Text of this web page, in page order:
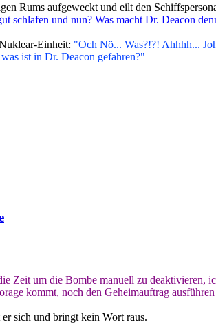
Rums aufgeweckt und eilt den
schlafen und nun? Was macht Dr. Deacon
Einheit: "Och Nö... Was?!?! Ahhhh...
ist in Dr. Deacon gefahren?"
Zeit um die Bombe manuell zu
kommt, noch den Geheimauftrag
er sich und bringt kein Wort raus.